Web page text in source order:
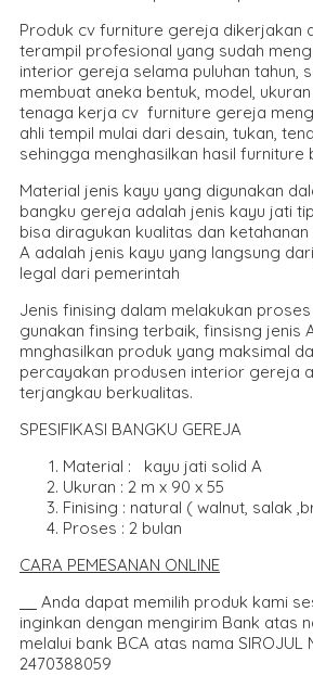
Produk cv furniture gereja dikerjakan
terampil profesional yang sudah
interior gereja selama puluhan tahun,
membuat aneka bentuk, model,
tenaga kerja cv furniture gereja
ahli tempil mulai dari desain, tukan,
sehingga menghasilkan hasil furniture
Material jenis kayu yang digunakan
bangku gereja adalah jenis kayu jati
bisa diragukan kualitas dan
A adalah jenis kayu yang langsung
legal dari pemerintah
Jenis finising dalam melakukan
gunakan finsing terbaik, finsisng jenis
mnghasilkan produk yang maksimal
percayakan produsen interior gereja
terjangkau berkualitas.
SPESIFIKASI BANGKU GEREJA
Material : kayu jati solid A
Ukuran : 2 m x 90 x 55
Finising : natural ( walnut, salak
Proses : 2 bulan
CARA PEMESANAN ONLINE
Anda dapat memilih produk kami
inginkan dengan mengirim Bank atas
melalui bank BCA atas nama SIROJUL
2470388059